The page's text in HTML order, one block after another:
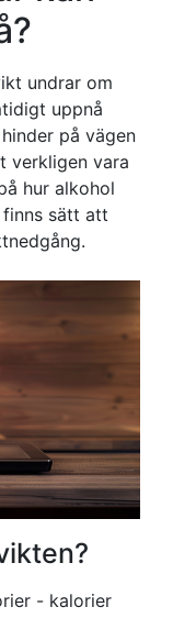
undrar om
uppnå
på vägen
verkligen vara
hur alkohol
sätt att
- kalorier